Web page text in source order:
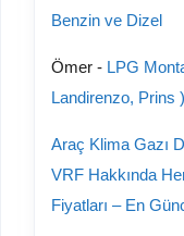
Benzin ve Dizel
Ömer - LPG
Landirenzo, Prins )
Araç Klima Gazı
VRF Hakkında
Fiyatları – En